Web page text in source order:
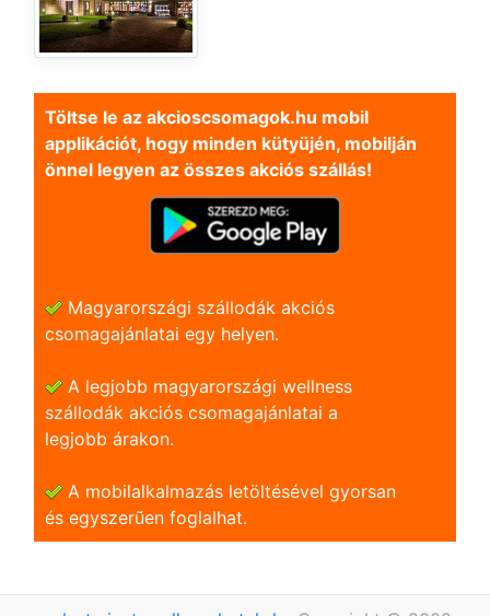
Töltse le az akcioscsomagok.hu mobil
applikációt, hogy minden kütyüjén, mobilján
önnel legyen az összes akciós szállás!
Magyarországi szállodák akciós
csomagajánlatai egy helyen.
A legjobb magyarországi wellness
szállodák akciós csomagajánlatai a
legjobb árakon.
A mobilalkalmazás letöltésével gyorsan
és egyszerũen foglalhat.